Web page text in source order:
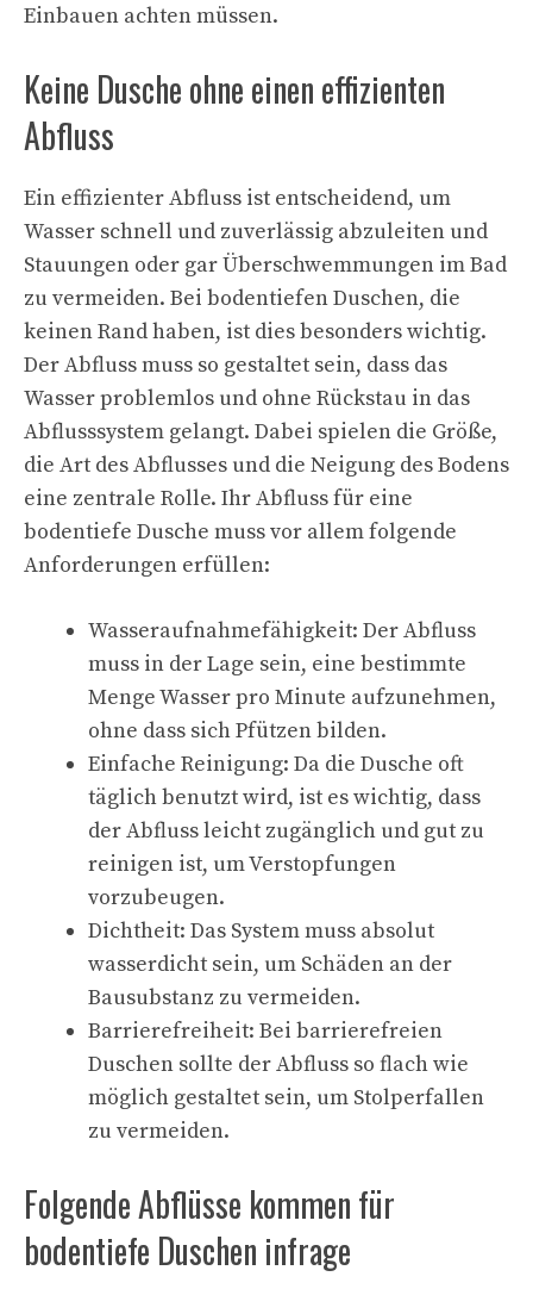
Einbauen achten müssen.
Keine Dusche ohne einen effizienten
Abfluss
Ein effizienter Abfluss ist entscheidend, um
Wasser schnell und zuverlässig abzuleiten und
Stauungen oder gar Überschwemmungen im Bad
zu vermeiden. Bei bodentiefen Duschen, die
keinen Rand haben, ist dies besonders wichtig.
Der Abfluss muss so gestaltet sein, dass das
Wasser problemlos und ohne Rückstau in das
Abflusssystem gelangt. Dabei spielen die Größe,
die Art des Abflusses und die Neigung des Bodens
eine zentrale Rolle. Ihr Abfluss für eine
bodentiefe Dusche muss vor allem folgende
Anforderungen erfüllen:
Wasseraufnahmefähigkeit: Der Abfluss
muss in der Lage sein, eine bestimmte
Menge Wasser pro Minute aufzunehmen,
ohne dass sich Pfützen bilden.
Einfache Reinigung: Da die Dusche oft
täglich benutzt wird, ist es wichtig, dass
der Abfluss leicht zugänglich und gut zu
reinigen ist, um Verstopfungen
vorzubeugen.
Dichtheit: Das System muss absolut
wasserdicht sein, um Schäden an der
Bausubstanz zu vermeiden.
Barrierefreiheit: Bei barrierefreien
Duschen sollte der Abfluss so flach wie
möglich gestaltet sein, um Stolperfallen
zu vermeiden.
Folgende Abflüsse kommen für
bodentiefe Duschen infrage